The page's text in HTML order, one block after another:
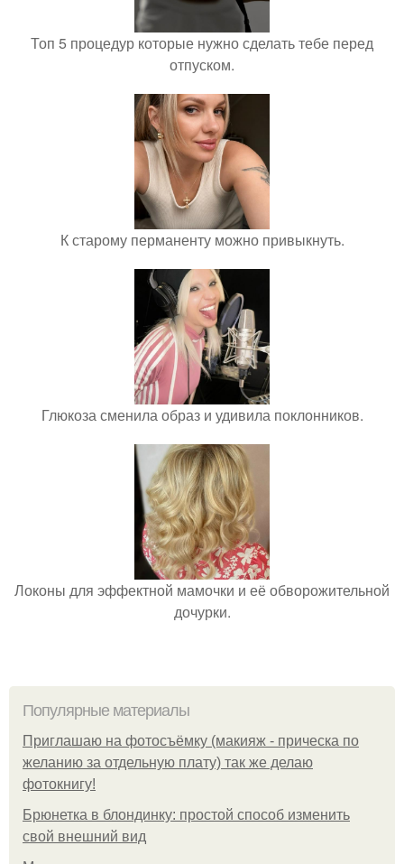
Топ 5 процедур которые нужно сделать тебе перед
отпуском.
К старому перманенту можно привыкнуть.
Глюкоза сменила образ и удивила поклонников.
Локоны для эффектной мамочки и её обворожительной
дочурки.
Популярные материалы
Приглашаю на фотосъёмку (макияж - прическа по
желанию за отдельную плату) так же делаю
фотокнигу!
Брюнетка в блондинку: простой способ изменить
свой внешний вид